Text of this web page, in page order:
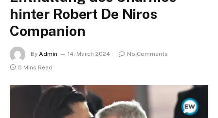
hinter Robert De Niros
Companion
By Admin 14. March 2024
No Comments
5 Mins Read